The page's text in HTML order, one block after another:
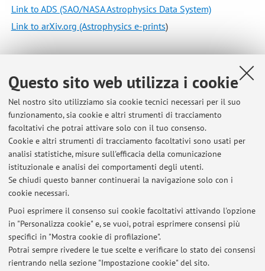
Questo sito web utilizza i cookie
Nel nostro sito utilizziamo sia cookie tecnici necessari per il suo
funzionamento, sia cookie e altri strumenti di tracciamento
facoltativi che potrai attivare solo con il tuo consenso.
Cookie e altri strumenti di tracciamento facoltativi sono usati per
analisi statistiche, misure sull'efficacia della comunicazione
istituzionale e analisi dei comportamenti degli utenti.
Se chiudi questo banner continuerai la navigazione solo con i
cookie necessari.
Puoi esprimere il consenso sui cookie facoltativi attivando l'opzione
in "Personalizza cookie" e, se vuoi, potrai esprimere consensi più
specifici in "Mostra cookie di profilazione".
Potrai sempre rivedere le tue scelte e verificare lo stato dei consensi
rientrando nella sezione "Impostazione cookie" del sito.
Link to ADS (SAO/NASA Astrophysics Data System)
Link to arXiv.org (Astrophysics e-prints)
Pubblicato il: 04 giugno 2025
Ultimi avvisi
Publications of Carlo Nipoti
Pubblicato il: 04 giugno 2025
Textbook on galaxy formation and evolution by A. Cimatti, F.
Fraternali and C. Nipoti
Pubblicato il: 04 giugno 2025